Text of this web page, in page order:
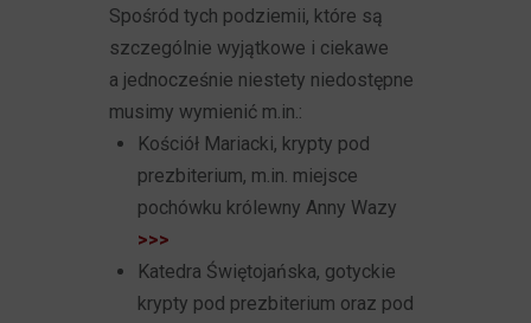
Spośród tych podziemii, które są
szczególnie wyjątkowe i ciekawe
a jednocześnie niestety niedostępne
musimy wymienić m.in.:
Kościół Mariacki, krypty pod
prezbiterium, m.in. miejsce
pochówku królewny Anny Wazy
>>>
Katedra Świętojańska, gotyckie
krypty pod prezbiterium oraz pod